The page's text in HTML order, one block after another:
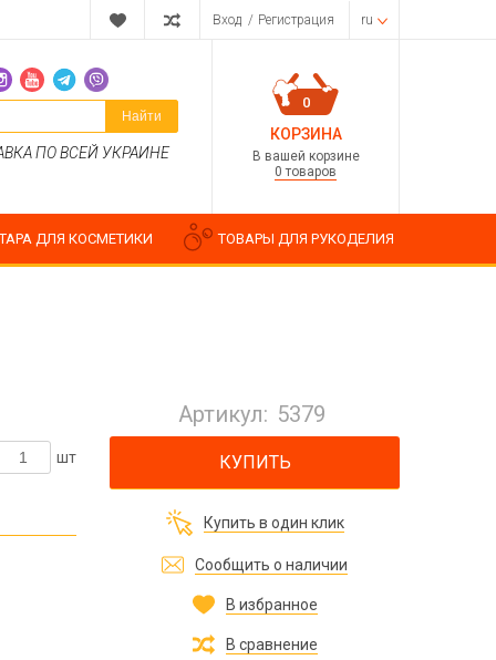
Вход / Регистрация ru
Найти
ПО ВСЕЙ УКРАИНЕ
0
КОРЗИНА
В вашей корзине
0 товаров
Косметические отдушки
Пищевые ароматизаторы
Все для изготовления духов
Все для аромасаше и аромадифузоров
Тара для косметики оптом
Базовые масла жидкие и баттеры оптом
ТАРА ДЛЯ КОСМЕТИКИ ТОВАРЫ ДЛЯ РУКОДЕЛИЯ
шт
Артикул: 5379
КУПИТЬ
Купить в один клик
Сообщить о наличии
В избранное
В сравнение